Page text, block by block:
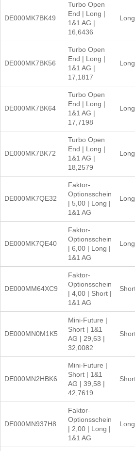
DE000MK7BK49
Turbo Open
End | Long |
1&1 AG |
16,6436
Long
DE000MK7BK56
Turbo Open
End | Long |
1&1 AG |
17,1817
Long
DE000MK7BK64
Turbo Open
End | Long |
1&1 AG |
17,7198
Long
DE000MK7BK72
Turbo Open
End | Long |
1&1 AG |
18,2579
Long
DE000MK7QE32
Faktor-
Optionsschein
| 5,00 | Long |
1&1 AG
Long
DE000MK7QE40
Faktor-
Optionsschein
| 6,00 | Long |
1&1 AG
Long
DE000MM64XC9
Faktor-
Optionsschein
| 4,00 | Short |
1&1 AG
DE000MN0M1K5
Mini-Future |
Short | 1&1
AG | 29,63 |
32,0082
DE000MN2HBK6
Mini-Future |
Short | 1&1
AG | 39,58 |
42,7619
DE000MN937H8
Faktor-
Optionsschein
| 2,00 | Long |
1&1 AG
Long